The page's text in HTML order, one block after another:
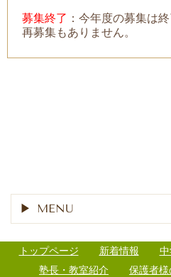
募集終了 ：今年度の募集は
再募集もありません。
MENU
トップページ 新着情報
塾長・教室紹介
保護者